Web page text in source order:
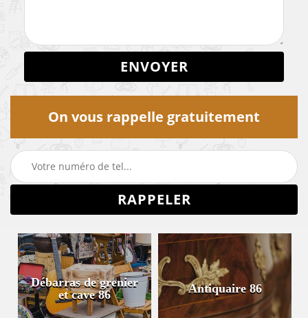
On vous rappelle gratuitement
Débarras de grenier
et cave 86
Antiquaire 86